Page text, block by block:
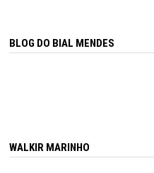
BLOG DO BIAL MENDES
WALKIR MARINHO